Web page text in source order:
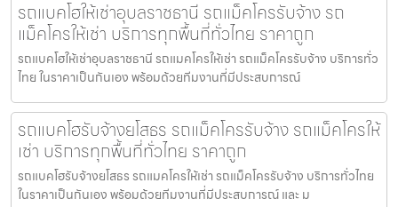
รถแบคโฮให้เช่าอุบลราชธานี รถแม็คโครรับจ้าง รถ
แม็คโครให้เช่า บริการทุกพื้นที่ทั่วไทย ราคาถูก
รถแบคโฮให้เช่าอุบลราชธานี รถแมคโครให้เช่า รถแม็คโครรับจ้าง บริการทั่ว
ไทย ในราคาเป็นกันเอง พร้อมด้วยทีมงานที่มีประสบการณ์
รถแบคโฮรับจ้างยโสธร รถแม็คโครรับจ้าง รถแม็คโครให้
เช่า บริการทุกพื้นที่ทั่วไทย ราคาถูก
รถแบคโฮรับจ้างยโสธร รถแมคโครให้เช่า รถแม็คโครรับจ้าง บริการทั่วไทย
ในราคาเป็นกันเอง พร้อมด้วยทีมงานที่มีประสบการณ์ และ ม